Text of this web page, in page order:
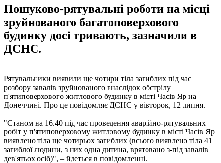
Пошуково-рятувальні роботи на місці
зруйнованого багатоповерхового
будинку досі тривають, зазначили в
ДСНС.
Рятувальники виявили ще чотири тіла загиблих під час
розбору завалів зруйнованого внаслідок обстрілу
п'ятиповерхового житлового будинку в місті Часів Яр на
Донеччині. Про це повідомляє ДСНС у вівторок, 12 липня.
"Станом на 16.40 під час проведення аварійно-рятувальних
робіт у п'ятиповерховому житловому будинку в місті Часів Яр
виявлено тіла ще чотирьох загиблих (всього виявлено тіла 41
загиблої людини, з них одна дитина, врятовано з-під завалів
дев'ятьох осіб)", – йдеться в повідомленні.